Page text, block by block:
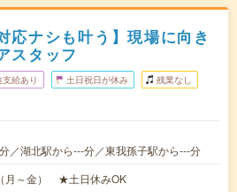
応ナシも叶う】現場に向き
スタッフ
給あり 土日祝日が休み 残業なし
／湖北駅から---分／東我孫子駅から---分
月～金） ★土日休みOK